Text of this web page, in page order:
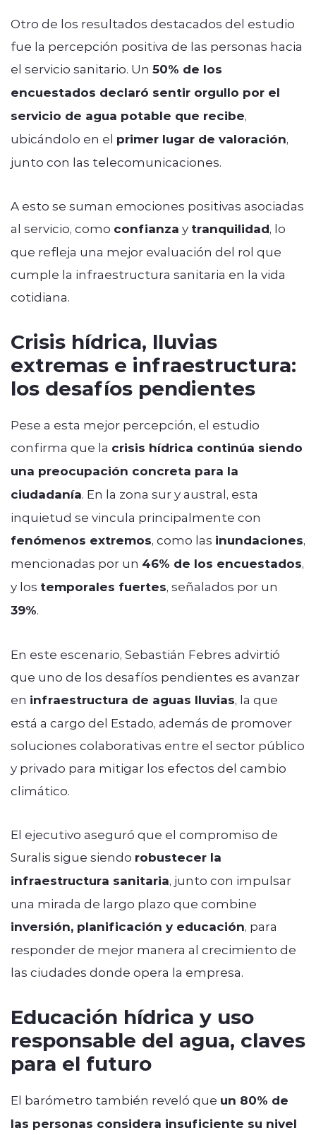
Otro de los resultados destacados del estudio
fue la percepción positiva de las personas hacia
el servicio sanitario. Un 50% de los
encuestados declaró sentir orgullo por el
servicio de agua potable que recibe,
ubicándolo en el primer lugar de valoración,
junto con las telecomunicaciones.
A esto se suman emociones positivas asociadas
al servicio, como confianza y tranquilidad, lo
que refleja una mejor evaluación del rol que
cumple la infraestructura sanitaria en la vida
cotidiana.
Crisis hídrica, lluvias
extremas e infraestructura:
los desafíos pendientes
Pese a esta mejor percepción, el estudio
confirma que la crisis hídrica continúa siendo
una preocupación concreta para la
ciudadanía. En la zona sur y austral, esta
inquietud se vincula principalmente con
fenómenos extremos, como las inundaciones,
mencionadas por un 46% de los encuestados,
y los temporales fuertes, señalados por un
39%.
En este escenario, Sebastián Febres advirtió
que uno de los desafíos pendientes es avanzar
en infraestructura de aguas lluvias, la que
está a cargo del Estado, además de promover
soluciones colaborativas entre el sector público
y privado para mitigar los efectos del cambio
climático.
El ejecutivo aseguró que el compromiso de
Suralis sigue siendo robustecer la
infraestructura sanitaria, junto con impulsar
una mirada de largo plazo que combine
inversión, planificación y educación, para
responder de mejor manera al crecimiento de
las ciudades donde opera la empresa.
Educación hídrica y uso
responsable del agua, claves
para el futuro
El barómetro también reveló que un 80% de
las personas considera insuficiente su nivel